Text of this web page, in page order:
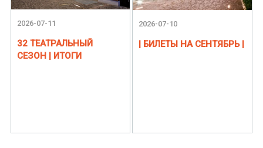
2026-07-11
32 ТЕАТРАЛЬНЫЙ
СЕЗОН | ИТОГИ
2026-07-10
| БИЛЕТЫ НА СЕНТЯБРЬ |